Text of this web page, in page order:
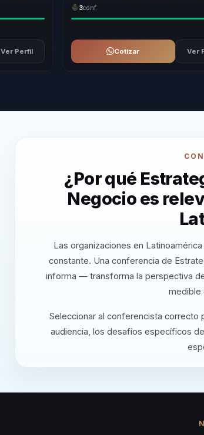
Ver Perfil
3conf.
Cotizar Ver
¿Por qué
Negocio es
Las organizaciones en
constante. Una conferencia de
informa — transforma la perspectiva
medible
Seleccionar al conferencista correcto
audiencia, los desafíos específicos